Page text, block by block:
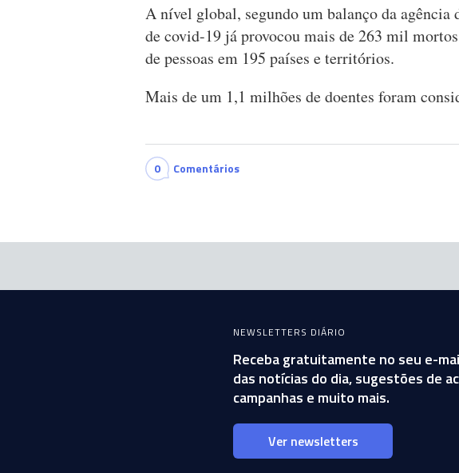
A nível global, segundo um balanço da agência
de covid-19 já provocou mais de 263 mil
de pessoas em 195 países e territórios.
Mais de um 1,1 milhões de doentes foram
0 Comentários
NEWSLETTERS DIÁRIO
Receba gratuitamente no seu e-
das notícias do dia, sugestões de
campanhas e muito mais.
Ver newsletters